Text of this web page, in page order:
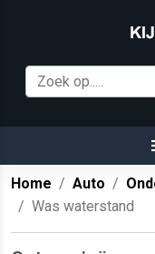
Home Auto
Was waterstand